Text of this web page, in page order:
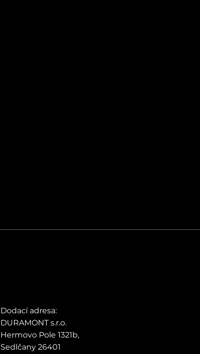
Dodací adresa:
DURAMONT s.r.o.
Hermovo Pole 1321b,
Sedlčany 26401